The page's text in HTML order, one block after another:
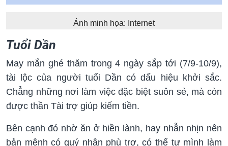
Ảnh minh họa: Internet
Tuổi Dần
May mắn ghé thăm trong 4 ngày sắp tới (7/9-10/9),
tài lộc của người tuổi Dần có dấu hiệu khởi sắc.
Chẳng những nơi làm việc đặc biệt suôn sẻ, mà còn
được thần Tài trợ giúp kiếm tiền.
Bên cạnh đó nhờ ăn ở hiền lành, hay nhẫn nhịn nên
bản mệnh có quý nhân phù trợ, có thể tự mình làm